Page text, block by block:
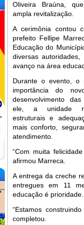
Oliveira Braúna,
ampla revitalização.
A cerimônia contou
prefeito Fellipe
Educação do
diversas
avanço na área
Durante o evento, o
importância do
desenvolvimento
ele, a unidade
estruturais e
mais conforto,
atendimento.
“Com muita
afirmou Marreca.
A entrega da creche
entregues em 11
educação é prioridade.
“Estamos
completou.